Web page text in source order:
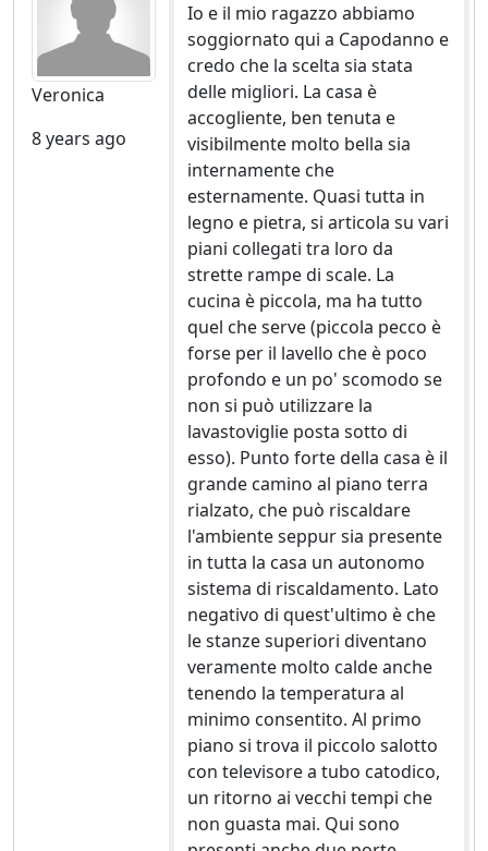
Veronica
8 years ago
Io e il mio ragazzo abbiamo
soggiornato qui a Capodanno e
credo che la scelta sia stata
delle migliori. La casa è
accogliente, ben tenuta e
visibilmente molto bella sia
internamente che
esternamente. Quasi tutta in
legno e pietra, si articola su vari
piani collegati tra loro da
strette rampe di scale. La
cucina è piccola, ma ha tutto
quel che serve (piccola pecco è
forse per il lavello che è poco
profondo e un po' scomodo se
non si può utilizzare la
lavastoviglie posta sotto di
esso). Punto forte della casa è il
grande camino al piano terra
rialzato, che può riscaldare
l'ambiente seppur sia presente
in tutta la casa un autonomo
sistema di riscaldamento. Lato
negativo di quest'ultimo è che
le stanze superiori diventano
veramente molto calde anche
tenendo la temperatura al
minimo consentito. Al primo
piano si trova il piccolo salotto
con televisore a tubo catodico,
un ritorno ai vecchi tempi che
non guasta mai. Qui sono